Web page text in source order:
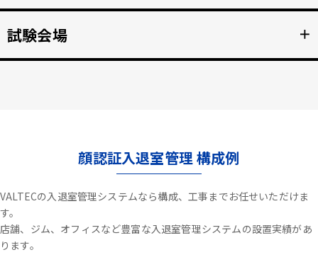
詳細を見る >>
詳細を見る >>
試験会場 ＋
顔認証入退室管理 構成例
VALTECの入退室管理システムなら構成、工事までお任せいただけま
す。
店舗、ジム、オフィスなど豊富な入退室管理システムの設置実績があ
ります。